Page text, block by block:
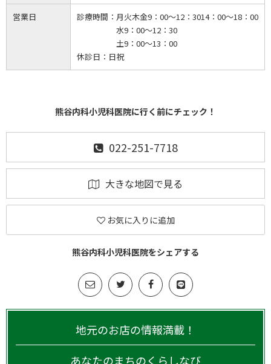
営業日 診療時間： 月火木金9：00～12：3014：00～18：00
水9：00～12：30
土9：00～13：00
休診日： 日祝
熊谷内科小児科医院に行く前にチェック！
022-251-7718
大きな地図で見る
お気に入りに追加
熊谷内科小児科医院をシェアする
地元のお店の情報満載！
あなたのまちのくらしなび